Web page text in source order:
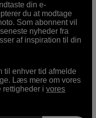
din e-
du at modtage
Som abonnent vil
nyheder fra
af inspiration til din
til enhver tid afmelde
Læs mere om vores
rettigheder ivores